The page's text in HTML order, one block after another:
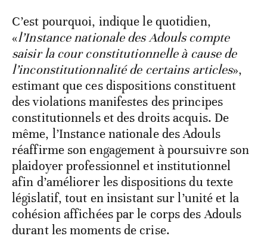
C’est pourquoi, indique le quotidien,
«l’Instance nationale des Adouls compte
saisir la cour constitutionnelle à cause de
l’inconstitutionnalité de certains articles»,
estimant que ces dispositions constituent
des violations manifestes des principes
constitutionnels et des droits acquis. De
même, l’Instance nationale des Adouls
réaffirme son engagement à poursuivre son
plaidoyer professionnel et institutionnel
afin d’améliorer les dispositions du texte
législatif, tout en insistant sur l’unité et la
cohésion affichées par le corps des Adouls
durant les moments de crise.